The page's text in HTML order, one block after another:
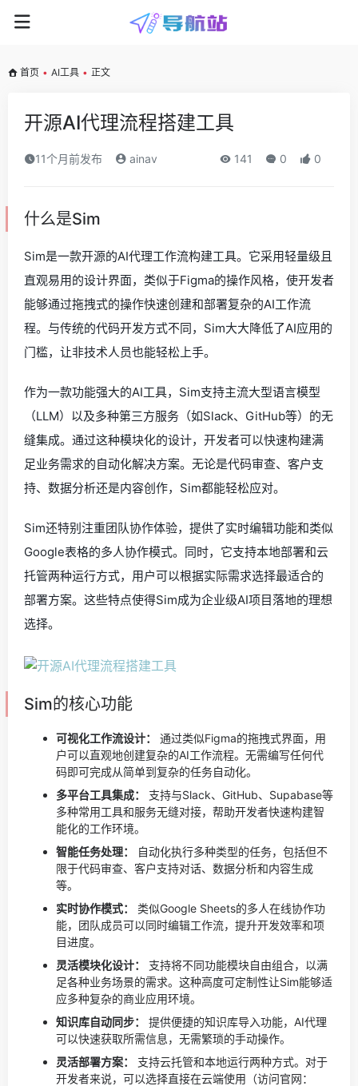
首页 • AI工具 • 正文
开源AI代理流程搭建工具
11个月前发布 ainav 141 0 0
什么是Sim
Sim是一款开源的AI代理工作流构建工具。它采用轻量级且
直观易用的设计界面，类似于Figma的操作风格，使开发者
能够通过拖拽式的操作快速创建和部署复杂的AI工作流
程。与传统的代码开发方式不同，Sim大大降低了AI应用的
门槛，让非技术人员也能轻松上手。
作为一款功能强大的AI工具，Sim支持主流大型语言模型
（LLM）以及多种第三方服务（如Slack、GitHub等）的无
缝集成。通过这种模块化的设计，开发者可以快速构建满
足业务需求的自动化解决方案。无论是代码审查、客户支
持、数据分析还是内容创作，Sim都能轻松应对。
Sim还特别注重团队协作体验，提供了实时编辑功能和类似
Google表格的多人协作模式。同时，它支持本地部署和云
托管两种运行方式，用户可以根据实际需求选择最适合的
部署方案。这些特点使得Sim成为企业级AI项目落地的理想
选择。
Sim的核心功能
可视化工作流设计：
通过类似Figma的拖拽式界面，用
户可以直观地创建复杂的AI工作流程。无需编写任何代
码即可完成从简单到复杂的任务自动化。
多平台工具集成：
支持与Slack、GitHub、Supabase等
多种常用工具和服务无缝对接，帮助开发者快速构建智
能化的工作环境。
智能任务处理：
自动化执行多种类型的任务，包括但不
限于代码审查、客户支持对话、数据分析和内容生成
等。
实时协作模式：
类似Google Sheets的多人在线协作功
能，团队成员可以同时编辑工作流，提升开发效率和项
目进度。
灵活模块化设计：
支持将不同功能模块自由组合，以满
足各种业务场景的需求。这种高度可定制性让Sim能够适
应多种复杂的商业应用环境。
知识库自动同步：
提供便捷的知识库导入功能，AI代理
可以快速获取所需信息，无需繁琐的手动操作。
灵活部署方案：
支持云托管和本地运行两种方式。对于
开发者来说，可以选择直接在云端使用（访问官网：